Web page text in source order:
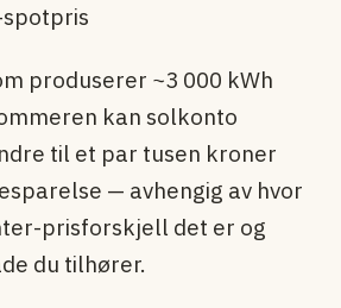
produserer ~3 000 kWh
kan solkonto
til et par tusen kroner
— avhengig av hvor
prisforskjell det er og
du tilhører.